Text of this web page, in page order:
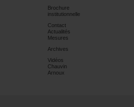
Brochure
institutionnelle
Contact
Actualités
Mesures
Archives
Vidéos
Chauvin
Arnoux